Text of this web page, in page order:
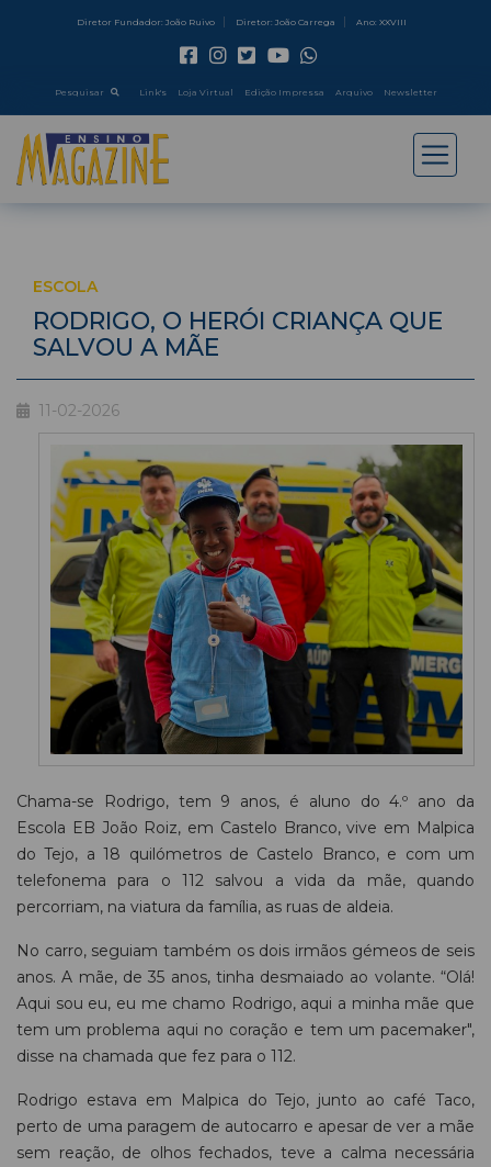
Diretor Fundador: João Ruivo Diretor: João Carrega Ano: XXVIII
Pesquisar Link's Loja Virtual Edição Impressa Arquivo Newsletter
ESCOLA
RODRIGO, O HERÓI CRIANÇA QUE
SALVOU A MÃE
11-02-2026
Chama-se Rodrigo, tem 9 anos, é aluno do 4.º ano da
Escola EB João Roiz, em Castelo Branco, vive em Malpica
do Tejo, a 18 quilómetros de Castelo Branco, e com um
telefonema para o 112 salvou a vida da mãe, quando
percorriam, na viatura da família, as ruas de aldeia.
No carro, seguiam também os dois irmãos gémeos de seis
anos. A mãe, de 35 anos, tinha desmaiado ao volante. “Olá!
Aqui sou eu, eu me chamo Rodrigo, aqui a minha mãe que
tem um problema aqui no coração e tem um pacemaker",
disse na chamada que fez para o 112.
Rodrigo estava em Malpica do Tejo, junto ao café Taco,
perto de uma paragem de autocarro e apesar de ver a mãe
sem reação, de olhos fechados, teve a calma necessária